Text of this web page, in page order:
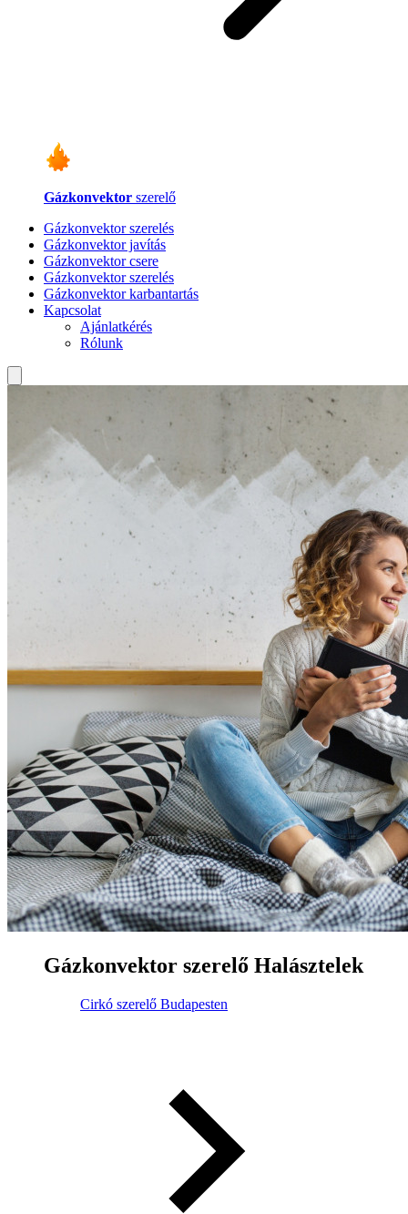
Gázkonvektor szerelő
Gázkonvektor szerelés
Gázkonvektor javítás
Gázkonvektor csere
Gázkonvektor szerelés
Gázkonvektor karbantartás
Kapcsolat
Ajánlatkérés
Rólunk
Gázkonvektor szerelő Halásztelek
Cirkó szerelő Budapesten